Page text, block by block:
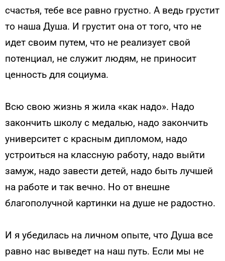
счастья, тебе все равно грустно. А ведь грустит
то наша Душа. И грустит она от того, что не
идет своим путем, что не реализует свой
потенциал, не служит людям, не приносит
ценность для социума.
Всю свою жизнь я жила «как надо». Надо
закончить школу с медалью, надо закончить
университет с красным дипломом, надо
устроиться на классную работу, надо выйти
замуж, надо завести детей, надо быть лучшей
на работе и так вечно. Но от внешне
благополучной картинки на душе не радостно.
И я убедилась на личном опыте, что Душа все
равно нас выведет на наш путь. Если мы не